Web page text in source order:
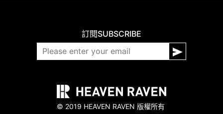
訂閱SUBSCRIBE
© 2019 HEAVEN RAVEN 版權所有